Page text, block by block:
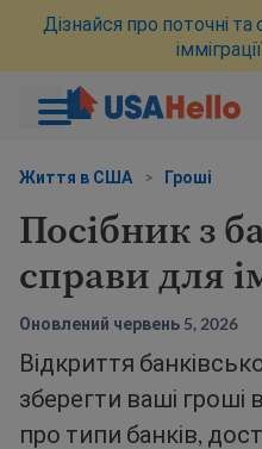
до
Дізнайся про поточні та
Життя в США > Гроші
Посібник з
справи для
Оновлений червень 5, 2026
Відкриття
зберегти ваші гроші
про типи банків,